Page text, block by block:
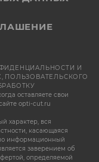
И
, ПОЛЬЗОВАТЕЛЬСКОГО
оставляете свои
opti-cut.ru
характер, вся
касающаяся
информационный
заверением об
определяемой